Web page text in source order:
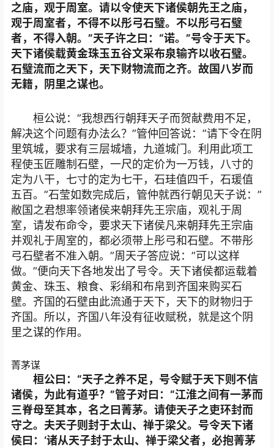
之庙，观于周室。请以令使天下诸侯朝先王之庙，
观于周室者，不得不以彤弓石璧。不以彤弓石璧
者，不得入朝。”天子许之曰：“诺。”号令于天下。
天下诸侯载黄金珠玉五谷文采布泉输齐以收石璧。
石璧流而之天下，天下财物流而之齐。故国八岁而
无籍，阴里之谋也。
桓公说：”我想西行朝拜天子而贺献费用不足，
解决这个问题有办法么？”管仲回答说：”请下令在阴
里筑城，要求有三层城墙，九道城门。利用此项工
程使玉匠雕制石壁，一尺的定价为一万钱，八寸的
定为八干，七寸的定为七干，石珪值四千，石瑗值
五百。”石莹如数完成后，管仲就西行朝见天子说：”
敝国之君想率领诸侯来朝拜先王宗庙，观礼于周
室，请发布命令，要求天下诸侯凡来朝拜先王宗庙
并观礼于周室的，都必须带上彤弓和石壁。不带彤
弓石壁者不准入朝。”周天子答应说：”可以这样
做。”便向天下各地发出了号令。天下诸侯都运载着
黄金、珠玉、粮食、彩绢和布帛到齐国来购买石
壁。齐国的石壁由此流通于天下，天下的财物归于
齐国。所以，齐国八年没有征收赋税，就是这个阴
里之谋的作用。
菁茅谋
桓公曰：“天子之养不足，号令赋于天下则不信
诸侯，为此有道乎？”管子对曰：“江淮之间有一茅而
三脊母至其本，名之曰菁茅。请使天子之吏环封而
守之。夫天子则封于太山、禅于梁父。号令天下诸
侯曰：‘诸从天子封于太山、禅于梁父者，必抱菁茅